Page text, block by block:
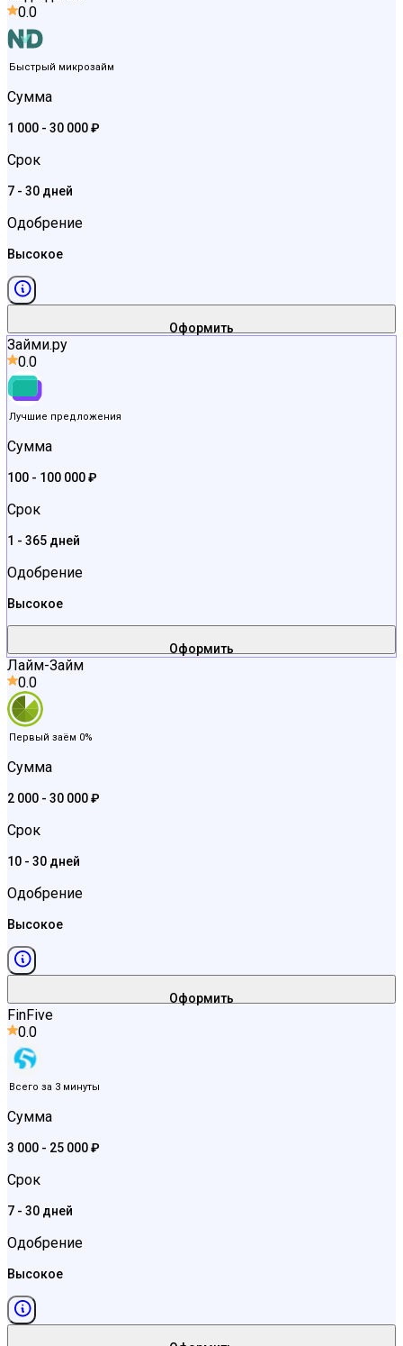
0.0
Быстрый микрозайм
Сумма
1 000 - 30 000 ₽
Срок
7 - 30 дней
Одобрение
Высокое
Оформить
Займи.ру
0.0
Лучшие предложения
Сумма
100 - 100 000 ₽
Срок
1 - 365 дней
Одобрение
Высокое
Оформить
Лайм-Займ
0.0
Первый заём 0%
Сумма
2 000 - 30 000 ₽
Срок
10 - 30 дней
Одобрение
Высокое
Оформить
FinFive
0.0
Всего за 3 минуты
Сумма
3 000 - 25 000 ₽
Срок
7 - 30 дней
Одобрение
Высокое